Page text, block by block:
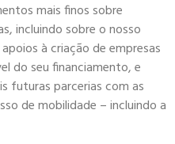
mais finos sobre
incluindo sobre o nosso
à criação de empresas
do seu financiamento, e
futuras parcerias com as
de mobilidade – incluindo a